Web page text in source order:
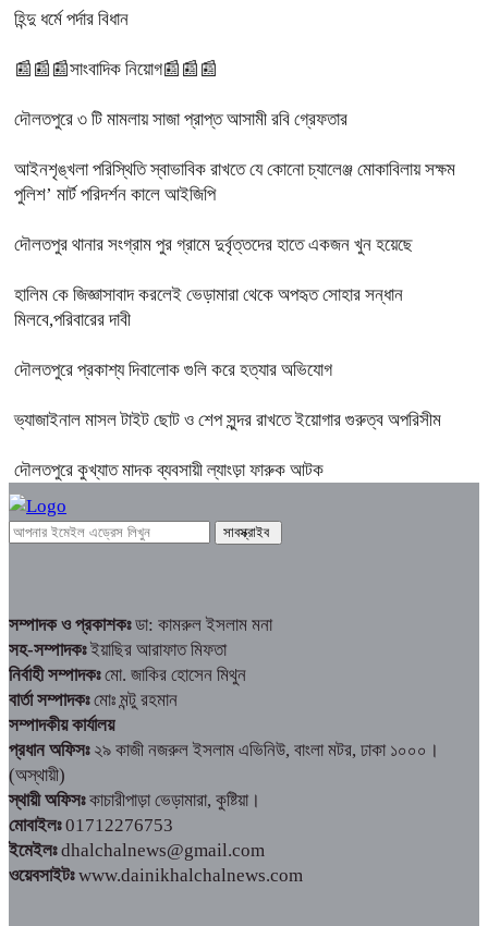
হিন্দু ধর্মে পর্দার বিধান
📰📰📰সাংবাদিক নিয়োগ📰📰📰
দৌলতপুরে ৩ টি মামলায় সাজা প্রাপ্ত আসামী রবি গ্রেফতার
আইনশৃঙ্খলা পরিস্থিতি স্বাভাবিক রাখতে যে কোনো চ্যালেঞ্জ মোকাবিলায় সক্ষম
পুলিশ’ মার্ট পরিদর্শন কালে আইজিপি
দৌলতপুর থানার সংগ্রাম পুর গ্রামে দুর্বৃত্তদের হাতে একজন খুন হয়েছে
হালিম কে জিজ্ঞাসাবাদ করলেই ভেড়ামারা থেকে অপহৃত সোহার সন্ধান
মিলবে,পরিবারের দাবী
দৌলতপুরে প্রকাশ্য দিবালোক গুলি করে হত্যার অভিযোগ
ভ্যাজাইনাল মাসল টাইট ছোট ও শেপ সুন্দর রাখতে ইয়োগার গুরুত্ব অপরিসীম
দৌলতপুরে কুখ্যাত মাদক ব্যবসায়ী ল্যাংড়া ফারুক আটক
সম্পাদক ও প্রকাশকঃডা: কামরুল ইসলাম মনা
সহ-সম্পাদকঃইয়াছির আরাফাত মিফতা
নির্বাহী সম্পাদকঃমো. জাকির হোসেন মিথুন
বার্তা সম্পাদকঃমোঃ মন্টু রহমান
সম্পাদকীয় কার্যালয়
প্রধান অফিসঃ২৯ কাজী নজরুল ইসলাম এভিনিউ, বাংলা মটর, ঢাকা ১০০০।
(অস্থায়ী)
স্থায়ী অফিসঃকাচারীপাড়া ভেড়ামারা, কুষ্টিয়া।
মোবাইলঃ01712276753
ইমেইলঃdhalchalnews@gmail.com
ওয়েবসাইটঃwww.dainikhalchalnews.com